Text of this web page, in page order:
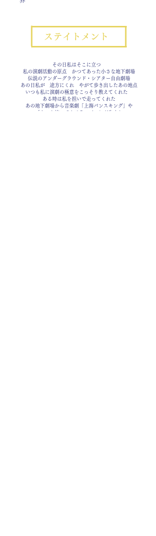
ステイトメント
​​その日私はそこに立つ
私の演劇活動の原点 かつてあった小さな地下劇場
伝説のアンダーグラウンド・シアター自由劇場
あの日私が 途方にくれ やがて歩き出したあの地点
いつも私に演劇の極意をこっそり教えてくれた
ある時は私を担いで走ってくれた
あの地下劇場から音楽劇「上海バンスキング」や
「もっと泣いてよフラッパー」が生まれ